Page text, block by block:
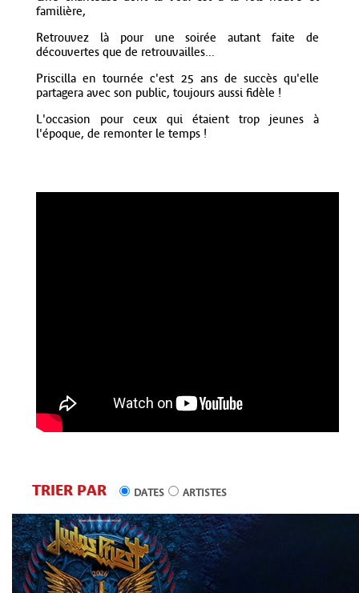
familière,
Retrouvez là pour une soirée autant faite de
découvertes que de retrouvailles...
Priscilla en tournée c'est 25 ans de succès qu'elle
partagera avec son public, toujours aussi fidèle !
L'occasion pour ceux qui étaient trop jeunes à
l'époque, de remonter le temps !
TRIER PAR DATES ARTISTES